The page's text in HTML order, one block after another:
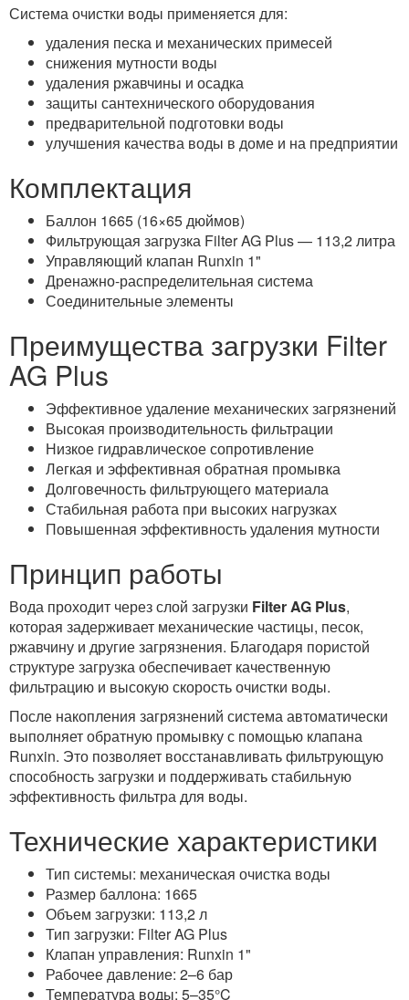
Система очистки воды применяется для:
удаления песка и механических примесей
снижения мутности воды
удаления ржавчины и осадка
защиты сантехнического оборудования
предварительной подготовки воды
улучшения качества воды в доме и на предприятии
Комплектация
Баллон 1665 (16×65 дюймов)
Фильтрующая загрузка Filter AG Plus — 113,2 литра
Управляющий клапан Runxin 1"
Дренажно-распределительная система
Соединительные элементы
Преимущества загрузки Filter
AG Plus
Эффективное удаление механических загрязнений
Высокая производительность фильтрации
Низкое гидравлическое сопротивление
Легкая и эффективная обратная промывка
Долговечность фильтрующего материала
Стабильная работа при высоких нагрузках
Повышенная эффективность удаления мутности
Принцип работы
Вода проходит через слой загрузки Filter AG Plus,
которая задерживает механические частицы, песок,
ржавчину и другие загрязнения. Благодаря пористой
структуре загрузка обеспечивает качественную
фильтрацию и высокую скорость очистки воды.
После накопления загрязнений система автоматически
выполняет обратную промывку с помощью клапана
Runxin. Это позволяет восстанавливать фильтрующую
способность загрузки и поддерживать стабильную
эффективность фильтра для воды.
Технические характеристики
Тип системы: механическая очистка воды
Размер баллона: 1665
Объем загрузки: 113,2 л
Тип загрузки: Filter AG Plus
Клапан управления: Runxin 1"
Рабочее давление: 2–6 бар
Температура воды: 5–35°C